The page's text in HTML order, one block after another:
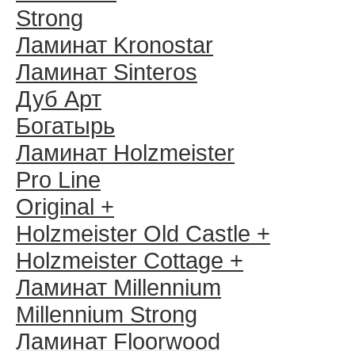
Strong
Ламинат Kronostar
Ламинат Sinteros
Дуб Арт
Богатырь
Ламинат Holzmeister
Pro Line
Original +
Holzmeister Old Castle +
Holzmeister Cottage +
Ламинат Millennium
Millennium Strong
Ламинат Floorwood